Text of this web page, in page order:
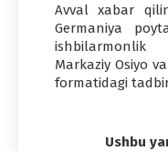
Avval xabar
Germaniya
ishbilarmonlik
Markaziy Osiyo
formatidagi
Ushbu